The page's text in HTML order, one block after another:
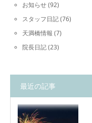
お知らせ(92)
スタッフ日記(76)
天満橋情報 (7)
院長日記(23)
最近の記事